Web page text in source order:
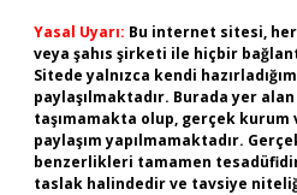
Yasal Uyarı: Bu internet sitesi,
veya şahıs şirketi ile hiçbir
Sitede yalnızca kendi
paylaşılmaktadır. Burada yer
taşımamakta olup, gerçek kurum
paylaşım yapılmamaktadır.
benzerlikleri tamamen
taslak halindedir ve tavsiye